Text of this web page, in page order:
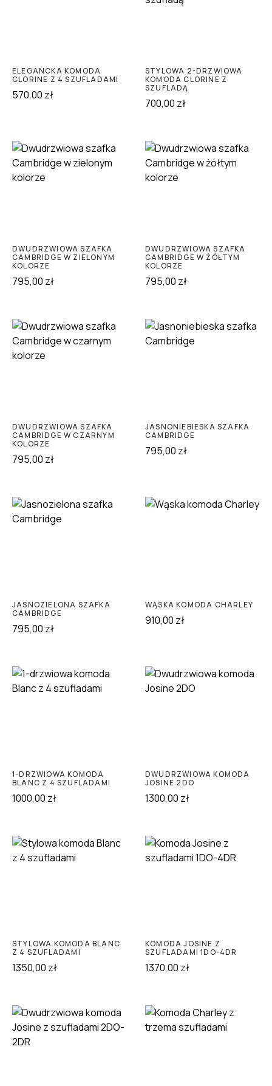
ELEGANCKA KOMODA
CLORINE Z 4 SZUFLADAMI
570,00 zł
STYLOWA 2-DRZWIOWA
KOMODA CLORINE Z
SZUFLADĄ
700,00 zł
DWUDRZWIOWA SZAFKA
CAMBRIDGE W ZIELONYM
KOLORZE
795,00 zł
DWUDRZWIOWA SZAFKA
CAMBRIDGE W ŻÓŁTYM
KOLORZE
795,00 zł
DWUDRZWIOWA SZAFKA
CAMBRIDGE W CZARNYM
KOLORZE
795,00 zł
JASNONIEBIESKA SZAFKA
CAMBRIDGE
795,00 zł
JASNOZIELONA SZAFKA
CAMBRIDGE
795,00 zł
WĄSKA KOMODA CHARLEY
910,00 zł
1-DRZWIOWA KOMODA
BLANC Z 4 SZUFLADAMI
1000,00 zł
DWUDRZWIOWA KOMODA
JOSINE 2DO
1300,00 zł
STYLOWA KOMODA BLANC
Z 4 SZUFLADAMI
1350,00 zł
KOMODA JOSINE Z
SZUFLADAMI 1DO-4DR
1370,00 zł